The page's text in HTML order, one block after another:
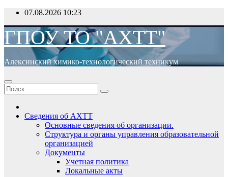
Перейти
содержимому
07.08.2026 10:23
ГПОУ ТО "АХТТ"
Алексинский химико-технологический техникум
Сведения об АХТТ
Основные сведения об организации.
Структура и органы управления образовательной
организацией
Документы
Учетная политика
Локальные акты